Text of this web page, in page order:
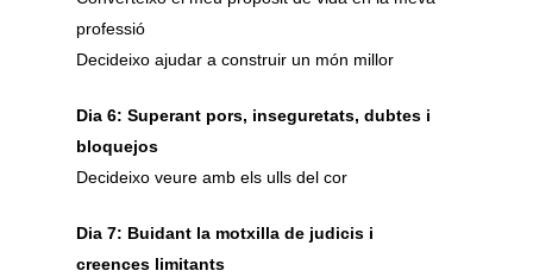
professió
Decideixo ajudar a construir un món millor
Dia 6: Superant pors, inseguretats, dubtes i
bloquejos
Decideixo veure amb els ulls del cor
Dia 7: Buidant la motxilla de judicis i
creences limitants